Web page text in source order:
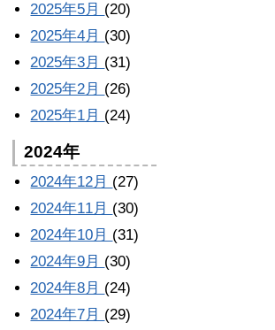
2025年5月 (20)
2025年4月 (30)
2025年3月 (31)
2025年2月 (26)
2025年1月 (24)
2024年
2024年12月 (27)
2024年11月 (30)
2024年10月 (31)
2024年9月 (30)
2024年8月 (24)
2024年7月 (29)